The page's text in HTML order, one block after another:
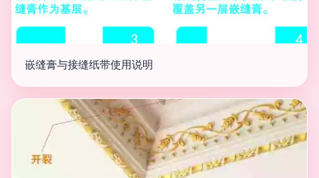
嵌缝膏与接缝纸带使用说明